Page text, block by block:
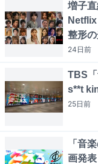
増子
整形
24日前
TBS「
s**t
25日前
「音
画発